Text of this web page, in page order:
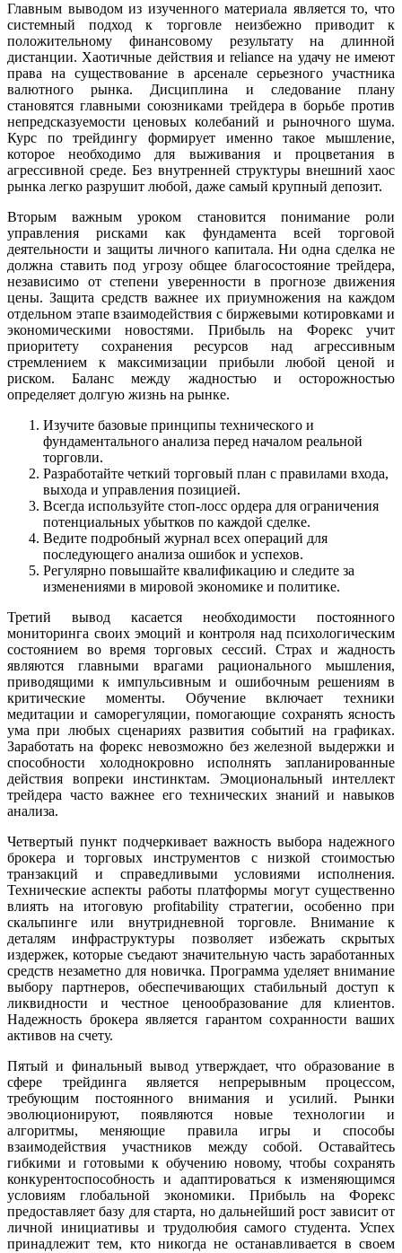
Главным выводом из изученного материала является то, что
системный подход к торговле неизбежно приводит к
положительному финансовому результату на длинной
дистанции. Хаотичные действия и reliance на удачу не имеют
права на существование в арсенале серьезного участника
валютного рынка. Дисциплина и следование плану
становятся главными союзниками трейдера в борьбе против
непредсказуемости ценовых колебаний и рыночного шума.
Курс по трейдингу формирует именно такое мышление,
которое необходимо для выживания и процветания в
агрессивной среде. Без внутренней структуры внешний хаос
рынка легко разрушит любой, даже самый крупный депозит.
Вторым важным уроком становится понимание роли
управления рисками как фундамента всей торговой
деятельности и защиты личного капитала. Ни одна сделка не
должна ставить под угрозу общее благосостояние трейдера,
независимо от степени уверенности в прогнозе движения
цены. Защита средств важнее их приумножения на каждом
отдельном этапе взаимодействия с биржевыми котировками и
экономическими новостями. Прибыль на Форекс учит
приоритету сохранения ресурсов над агрессивным
стремлением к максимизации прибыли любой ценой и
риском. Баланс между жадностью и осторожностью
определяет долгую жизнь на рынке.
Изучите базовые принципы технического и
фундаментального анализа перед началом реальной
торговли.
Разработайте четкий торговый план с правилами входа,
выхода и управления позицией.
Всегда используйте стоп-лосс ордера для ограничения
потенциальных убытков по каждой сделке.
Ведите подробный журнал всех операций для
последующего анализа ошибок и успехов.
Регулярно повышайте квалификацию и следите за
изменениями в мировой экономике и политике.
Третий вывод касается необходимости постоянного
мониторинга своих эмоций и контроля над психологическим
состоянием во время торговых сессий. Страх и жадность
являются главными врагами рационального мышления,
приводящими к импульсивным и ошибочным решениям в
критические моменты. Обучение включает техники
медитации и саморегуляции, помогающие сохранять ясность
ума при любых сценариях развития событий на графиках.
Заработать на форекс невозможно без железной выдержки и
способности холоднокровно исполнять запланированные
действия вопреки инстинктам. Эмоциональный интеллект
трейдера часто важнее его технических знаний и навыков
анализа.
Четвертый пункт подчеркивает важность выбора надежного
брокера и торговых инструментов с низкой стоимостью
транзакций и справедливыми условиями исполнения.
Технические аспекты работы платформы могут существенно
влиять на итоговую profitability стратегии, особенно при
скальпинге или внутридневной торговле. Внимание к
деталям инфраструктуры позволяет избежать скрытых
издержек, которые съедают значительную часть заработанных
средств незаметно для новичка. Программа уделяет внимание
выбору партнеров, обеспечивающих стабильный доступ к
ликвидности и честное ценообразование для клиентов.
Надежность брокера является гарантом сохранности ваших
активов на счету.
Пятый и финальный вывод утверждает, что образование в
сфере трейдинга является непрерывным процессом,
требующим постоянного внимания и усилий. Рынки
эволюционируют, появляются новые технологии и
алгоритмы, меняющие правила игры и способы
взаимодействия участников между собой. Оставайтесь
гибкими и готовыми к обучению новому, чтобы сохранять
конкурентоспособность и адаптироваться к изменяющимся
условиям глобальной экономики. Прибыль на Форекс
предоставляет базу для старта, но дальнейший рост зависит от
личной инициативы и трудолюбия самого студента. Успех
принадлежит тем, кто никогда не останавливается в своем